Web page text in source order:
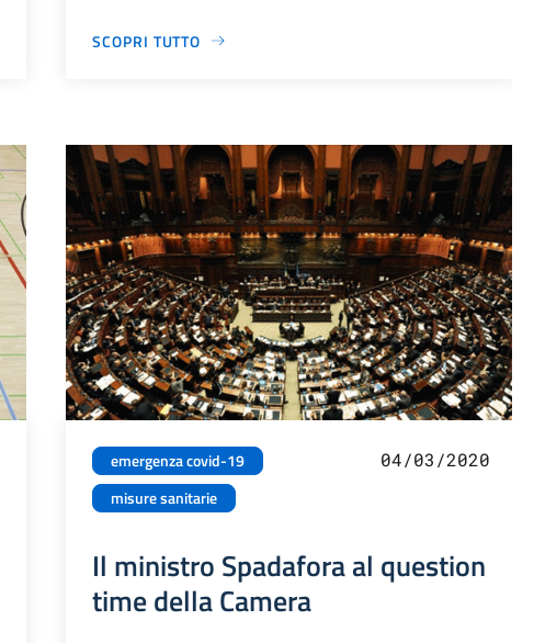
SCOPRI TUTTO
emergenza covid-19
misure sanitarie
04/03/2020
Il ministro Spadafora al question
time della Camera